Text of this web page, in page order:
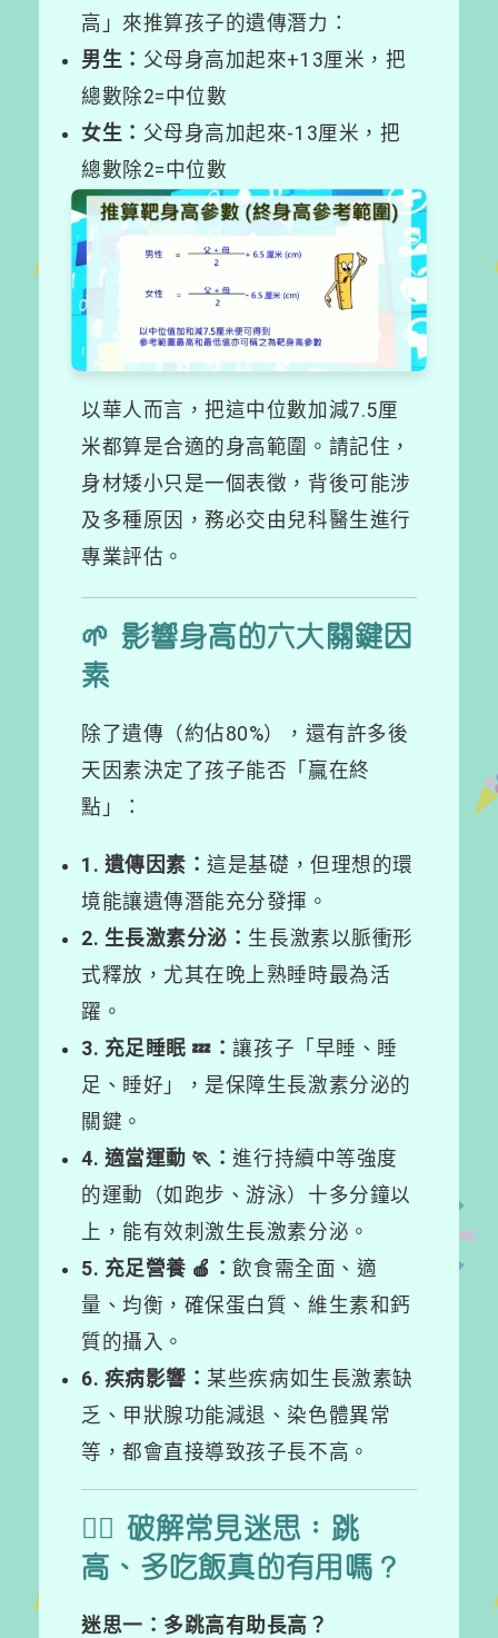
高」來推算孩子的遺傳潛力：
男生： 父母身高加起來+13厘米，把
總數除2=中位數
女生： 父母身高加起來-13厘米，把
總數除2=中位數
以華人而言，把這中位數加減7.5厘
米都算是合適的身高範圍。請記住，
身材矮小只是一個表徵，背後可能涉
及多種原因，務必交由兒科醫生進行
專業評估。
🌱 影響身高的六大關鍵因
素
除了遺傳（約佔80%），還有許多後
天因素決定了孩子能否「贏在終
點」：
1. 遺傳因素：這是基礎，但理想的環
境能讓遺傳潛能充分發揮。
2. 生長激素分泌： 生長激素以脈衝形
式釋放，尤其在晚上熟睡時最為活
躍。
3. 充足睡眠 💤：讓孩子「早睡、睡
足、睡好」，是保障生長激素分泌的
關鍵。
4. 適當運動 🏃：進行持續中等強度
的運動（如跑步、游泳）十多分鐘以
上，能有效刺激生長激素分泌。
5. 充足營養 🍎：飲食需全面、適
量、均衡，確保蛋白質、維生素和鈣
質的攝入。
6. 疾病影響： 某些疾病如生長激素缺
乏、甲狀腺功能減退、染色體異常
等，都會直接導致孩子長不高。
🤸‍♀️ 破解常見迷思：跳
高、多吃飯真的有用嗎？
迷思一：多跳高有助長高？